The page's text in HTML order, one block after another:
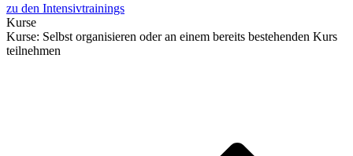
zu den Intensivtrainings
Kur­se
Kur­se: Selbst orga­ni­sie­ren oder an einem bereits bestehen­den Kurs
teilnehmen